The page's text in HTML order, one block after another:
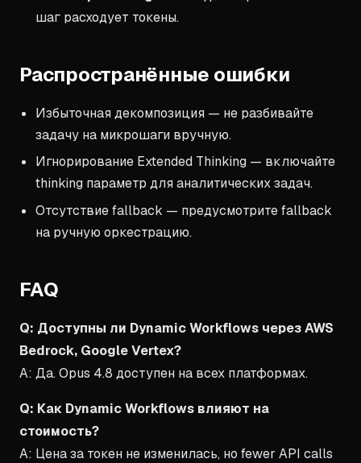
шаг расходует токены.
Распространённые ошибки
Избыточная декомпозиция — не разбивайте
задачу на микрошаги вручную.
Игнорирование Extended Thinking — включайте
thinking параметр для аналитических задач.
Отсутствие fallback — предусмотрите fallback
на ручную оркестрацию.
FAQ
Q: Доступны ли Dynamic Workflows через AWS
Bedrock, Google Vertex?
A: Да. Opus 4.8 доступен на всех платформах.
Q: Как Dynamic Workflows влияют на
стоимость?
A: Цена за токен не изменилась, но fewer API calls